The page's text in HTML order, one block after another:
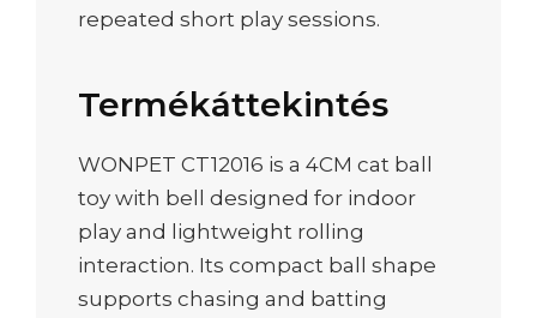
repeated short play sessions.
Termékáttekintés
WONPET CT12016 is a 4CM cat ball
toy with bell designed for indoor
play and lightweight rolling
interaction. Its compact ball shape
supports chasing and batting